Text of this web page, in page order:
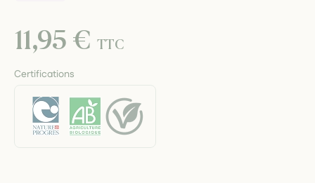
11,95 €TTC
Certifications